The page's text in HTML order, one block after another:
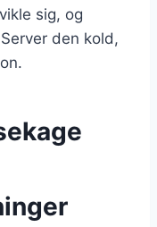
sig, og
den kold,